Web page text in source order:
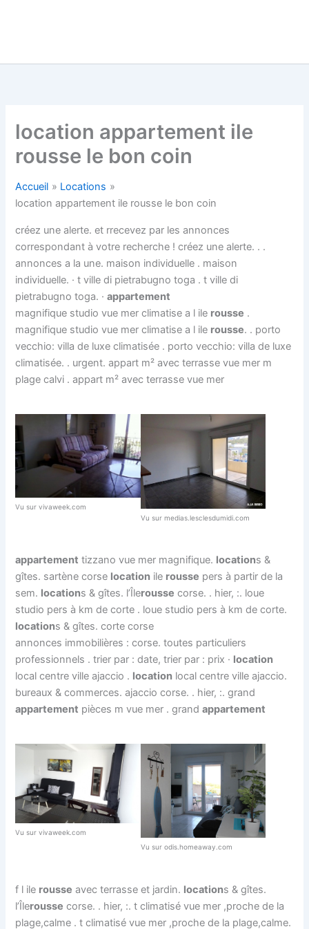
location appartement ile
rousse le bon coin
Accueil
Locations
location appartement ile rousse le bon coin
créez une alerte. et rrecevez par les annonces
correspondant à votre recherche ! créez une alerte. . .
annonces a la une. maison individuelle . maison
individuelle. · t ville di pietrabugno toga . t ville di
pietrabugno toga. ·appartement
magnifique studio vue mer climatise a l ile rousse .
magnifique studio vue mer climatise a l ile rousse. . porto
vecchio: villa de luxe climatisée . porto vecchio: villa de luxe
climatisée. . urgent. appart m² avec terrasse vue mer m
plage calvi . appart m² avec terrasse vue mer
Vu sur vivaweek.com
Vu sur medias.lesclesdumidi.com
appartement tizzano vue mer magnifique. locations &
gîtes. sartène corse location ile rousse pers à partir de la
sem. locations & gîtes. l’Îlerousse corse. . hier, :. loue
studio pers à km de corte . loue studio pers à km de corte.
locations & gîtes. corte corse
annonces immobilières : corse. toutes particuliers
professionnels . trier par : date, trier par : prix · location
local centre ville ajaccio . location local centre ville ajaccio.
bureaux & commerces. ajaccio corse. . hier, :. grand
appartement pièces m vue mer . grandappartement
Vu sur vivaweek.com
Vu sur odis.homeaway.com
f l ile rousse avec terrasse et jardin. locations & gîtes.
l’Îlerousse corse. . hier, :. t climatisé vue mer ,proche de la
plage,calme . t climatisé vue mer ,proche de la plage,calme.